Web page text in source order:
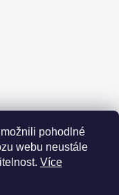
pohodlné
webu neustále
Více